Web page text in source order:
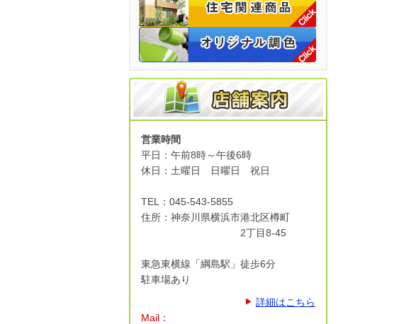
営業時間
平日：午前8時～午後6時
休日：土曜日 日曜日 祝日
TEL：045-543-5855
住所：神奈川県横浜市港北区樽町
2丁目8-45
東急東横線「綱島駅」徒歩6分
駐車場あり
詳細はこちら
Mail：